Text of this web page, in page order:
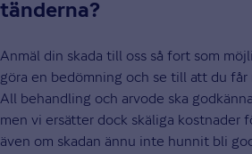
tänderna?
Anmäl din skada till oss så fort som
göra en bedömning och se till att du
All behandling och arvode ska
men vi ersätter dock skäliga kostnader
även om skadan ännu inte hunnit bli